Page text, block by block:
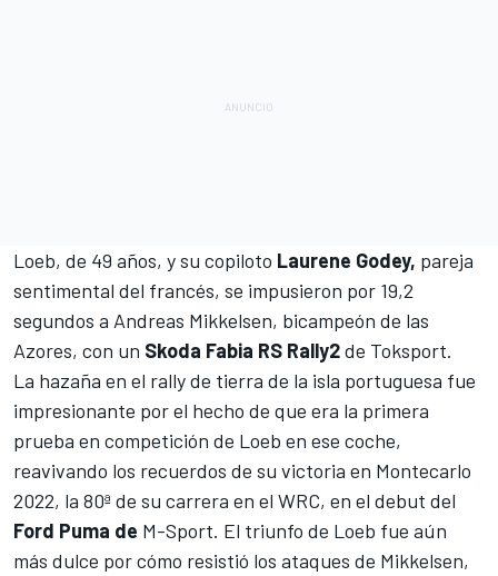
Loeb, de 49 años, y su copiloto Laurene Godey, pareja
sentimental del francés, se impusieron por 19,2
segundos a Andreas Mikkelsen, bicampeón de las
Azores, con un Skoda Fabia RS Rally2de Toksport.
La hazaña en el rally de tierra de la isla portuguesa fue
impresionante por el hecho de que era la primera
prueba en competición de Loeb en ese coche,
reavivando los recuerdos de su victoria en Montecarlo
2022, la 80ª de su carrera en el WRC, en el debut del
Ford Puma de M-Sport. El triunfo de Loeb fue aún
más dulce por cómo resistió los ataques de Mikkelsen,